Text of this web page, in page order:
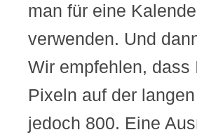
man für eine
verwenden. Und
Wir empfehlen, dass
Pixeln auf der
jedoch 800. Eine